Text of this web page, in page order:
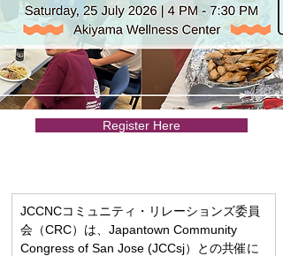
Register Here
JCCNCコミュニティ・リレーションズ委員
会（CRC）は、Japantown Community
Congress of San Jose (JCCsj）との共催に